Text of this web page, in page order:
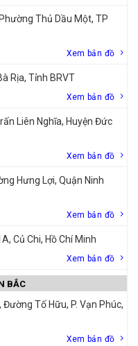
Thủ Dầu Một, TP
Xem bản đồ
Rịa, Tỉnh BRVT
Xem bản đồ
Liên Nghĩa, Huyện Đức
Xem bản đồ
Hưng Lợi, Quận Ninh
Xem bản đồ
Củ Chi, Hồ Chí Minh
Xem bản đồ
BẮC
Tố Hữu, P. Vạn Phúc,
Xem bản đồ